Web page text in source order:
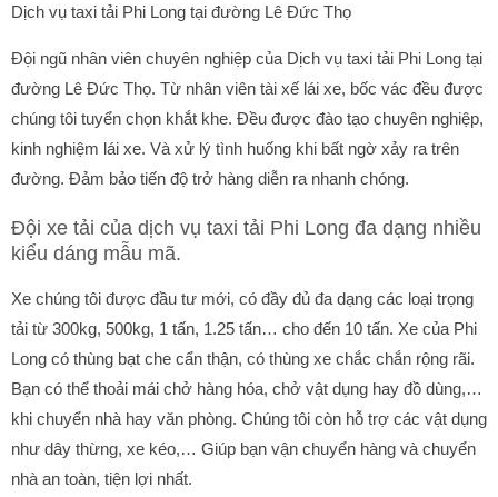
Dịch vụ taxi tải Phi Long tại đường Lê Đức Thọ
Đội ngũ nhân viên chuyên nghiệp của Dịch vụ taxi tải Phi Long tại
đường Lê Đức Thọ. Từ nhân viên tài xế lái xe, bốc vác đều được
chúng tôi tuyển chọn khắt khe. Đều được đào tạo chuyên nghiệp,
kinh nghiệm lái xe. Và xử lý tình huống khi bất ngờ xảy ra trên
đường. Đảm bảo tiến độ trở hàng diễn ra nhanh chóng.
Đội xe tải của dịch vụ taxi tải Phi Long đa dạng nhiều
kiểu dáng mẫu mã.
Xe chúng tôi được đầu tư mới, có đầy đủ đa dạng các loại trọng
tải từ 300kg, 500kg, 1 tấn, 1.25 tấn… cho đến 10 tấn. Xe của Phi
Long có thùng bạt che cẩn thận, có thùng xe chắc chắn rộng rãi.
Bạn có thể thoải mái chở hàng hóa, chở vật dụng hay đồ dùng,…
khi chuyển nhà hay văn phòng. Chúng tôi còn hỗ trợ các vật dụng
như dây thừng, xe kéo,… Giúp bạn vận chuyển hàng và chuyển
nhà an toàn, tiện lợi nhất.